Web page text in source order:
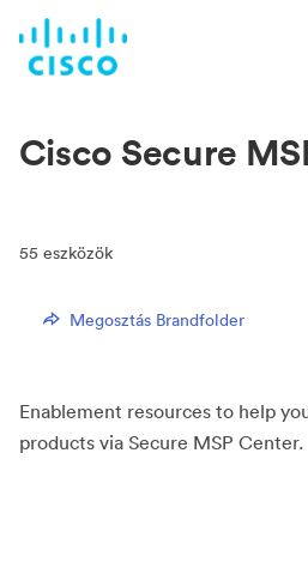
Cisco Secure
55 eszközök
Megosztás Brandfolder
Enablement resources to help
products via Secure MSP Center.